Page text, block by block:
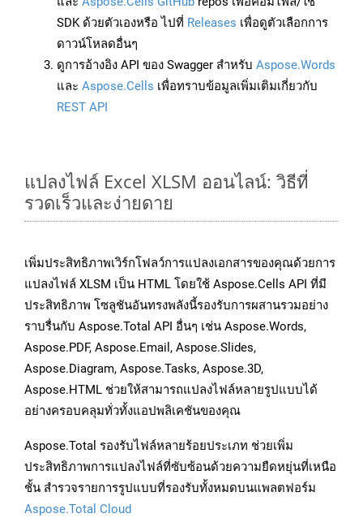
SDK ด้วยตัวเองหรือ ไปที่ Releases เพื่อดูตัวเลือกการ
ดาวน์โหลดอื่นๆ
ดูการอ้างอิง API ของ Swagger สำหรับ Aspose.Words
และ Aspose.Cells เพื่อทราบข้อมูลเพิ่มเติมเกี่ยวกับ
REST API
แปลงไฟล์ Excel XLSM ออนไลน์: วิธีที่
รวดเร็วและง่ายดาย
เพิ่มประสิทธิภาพเวิร์กโฟลว์การแปลงเอกสารของคุณด้วยการ
แปลงไฟล์ XLSM เป็น HTML โดยใช้ Aspose.Cells API ที่มี
ประสิทธิภาพ โซลูชันอันทรงพลังนี้รองรับการผสานรวมอย่าง
ราบรื่นกับ Aspose.Total API อื่นๆ เช่น Aspose.Words,
Aspose.PDF, Aspose.Email, Aspose.Slides,
Aspose.Diagram, Aspose.Tasks, Aspose.3D,
Aspose.HTML ช่วยให้สามารถแปลงไฟล์หลายรูปแบบได้
อย่างครอบคลุมทั่วทั้งแอปพลิเคชันของคุณ
Aspose.Total รองรับไฟล์หลายร้อยประเภท ช่วยเพิ่ม
ประสิทธิภาพการแปลงไฟล์ที่ซับซ้อนด้วยความยืดหยุ่นที่เหนือ
ชั้น สำรวจรายการรูปแบบที่รองรับทั้งหมดบนแพลตฟอร์ม
Aspose.Total Cloud